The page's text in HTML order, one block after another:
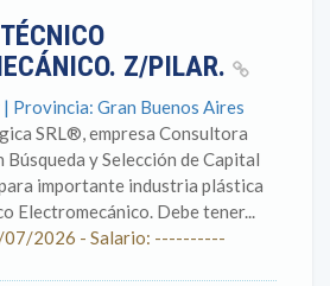
Z/PILAR.
Provincia: Gran Buenos Aires
SRL®, empresa Consultora
Búsqueda y Selección de Capital
importante industria plástica
Electromecánico. Debe tener...
07/2026 - Salario: ----------